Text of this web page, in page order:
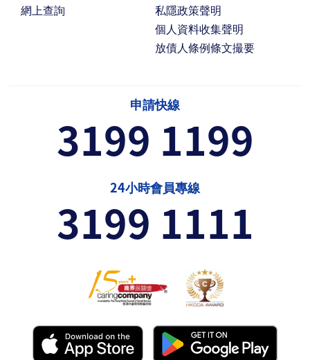
網上查詢
私隱政策聲明
個人資料收集聲明
放債人條例條文撮要
申請快線
3199 1199
24小時會員專線
3199 1111